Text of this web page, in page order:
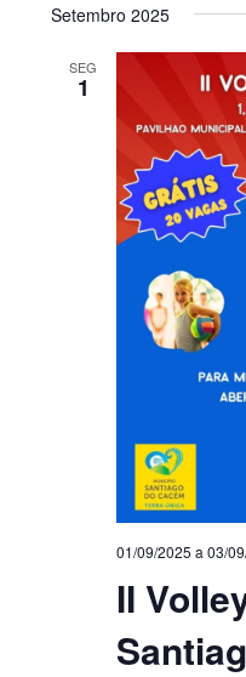
Setembro 2025
SEG
1
II
01/09/2025 a 03/